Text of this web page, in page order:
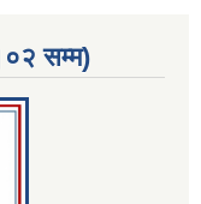
सम्म)